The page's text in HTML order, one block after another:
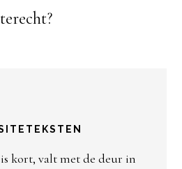
terecht?
kort, valt met de deur in